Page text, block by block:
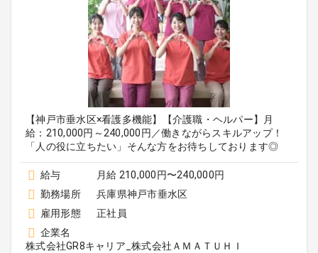
【神戸市垂水区×看護多機能】【介護職・ヘルパー】月
給：210,000円～240,000円／働きながらスキルアップ！
「人の役に立ちたい」そんな方をお待ちしております◎
給与
月給 210,000円〜240,000円
勤務場所
兵庫県神戸市垂水区
雇用形態
正社員
企業名
株式会社GR8キャリア_株式会社ＡＭＡＴＵＨＩ